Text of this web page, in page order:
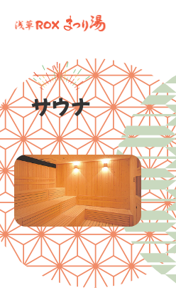
サウナ